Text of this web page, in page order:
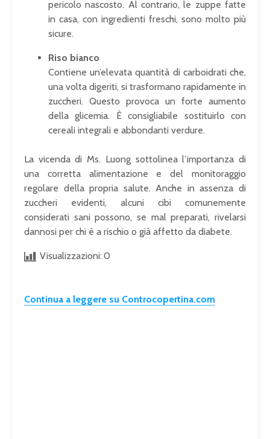
pericolo nascosto. Al contrario, le zuppe fatte
in casa, con ingredienti freschi, sono molto più
sicure.
Riso bianco
Contiene un’elevata quantità di carboidrati che,
una volta digeriti, si trasformano rapidamente in
zuccheri. Questo provoca un forte aumento
della glicemia. È consigliabile sostituirlo con
cereali integrali e abbondanti verdure.
La vicenda di Ms. Luong sottolinea l’importanza di
una corretta alimentazione e del monitoraggio
regolare della propria salute. Anche in assenza di
zuccheri evidenti, alcuni cibi comunemente
considerati sani possono, se mal preparati, rivelarsi
dannosi per chi è a rischio o già affetto da diabete.
Visualizzazioni: 0
Continua a leggere su Controcopertina.com